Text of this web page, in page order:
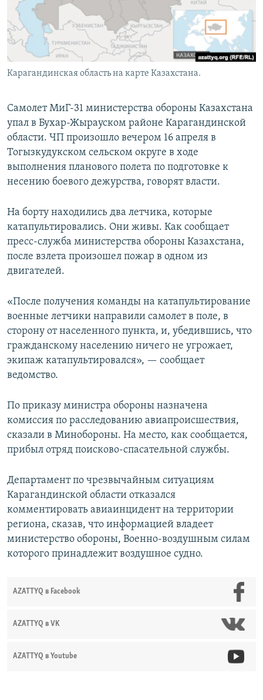
Карагандинская область на карте Казахстана.
Самолет МиГ-31 министерства обороны Казахстана
упал в Бухар-Жырауском районе Карагандинской
области. ЧП произошло вечером 16 апреля в
Тогызкудукском сельском округе в ходе
выполнения планового полета по подготовке к
несению боевого дежурства, говорят власти.
На борту находились два летчика, которые
катапультировались. Они живы. Как сообщает
пресс-служба министерства обороны Казахстана,
после взлета произошел пожар в одном из
двигателей.
«После получения команды на катапультирование
военные летчики направили самолет в поле, в
сторону от населенного пункта, и, убедившись, что
гражданскому населению ничего не угрожает,
экипаж катапультировался», — сообщает
ведомство.
По приказу министра обороны назначена
комиссия по расследованию авиапроисшествия,
сказали в Минобороны. На место, как сообщается,
прибыл отряд поисково-спасательной службы.
Департамент по чрезвычайным ситуациям
Карагандинской области отказался
комментировать авиаинцидент на территории
региона, сказав, что информацией владеет
министерство обороны, Военно-воздушным силам
которого принадлежит воздушное судно.
AZATTYQ в Facebook
AZATTYQ в VK
AZATTYQ в Youtube